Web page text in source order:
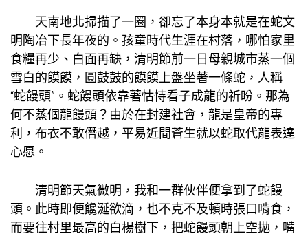
天南地北掃描了一圈，卻忘了本身本就是在蛇文
明陶冶下長年夜的。孩童時代生涯在村落，哪怕家里
食糧再少、白面再缺，清明節前一日母親城市蒸一個
雪白的饃饃，圓鼓鼓的饃饃上盤坐著一條蛇，人稱
“蛇饅頭”。蛇饅頭依靠著怙恃看子成龍的祈盼。那為
何不蒸個龍饅頭？由於在封建社會，龍是皇帝的專
利，布衣不敢僭越，平易近間蒼生就以蛇取代龍表達
心愿。
清明節天氣微明，我和一群伙伴便拿到了蛇饅
頭。此時即便饞涎欲滴，也不克不及頓時張口啃食，
而要往村里最高的白楊樹下，把蛇饅頭朝上空拋，嘴